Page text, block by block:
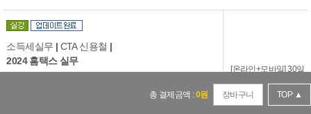
소득세실무 | CTA 신용철 |
2024 홈택스 실무
[온라인+모바일] 30일
110,000원
총 결제금액 :0원 장바구니 TOP ▲